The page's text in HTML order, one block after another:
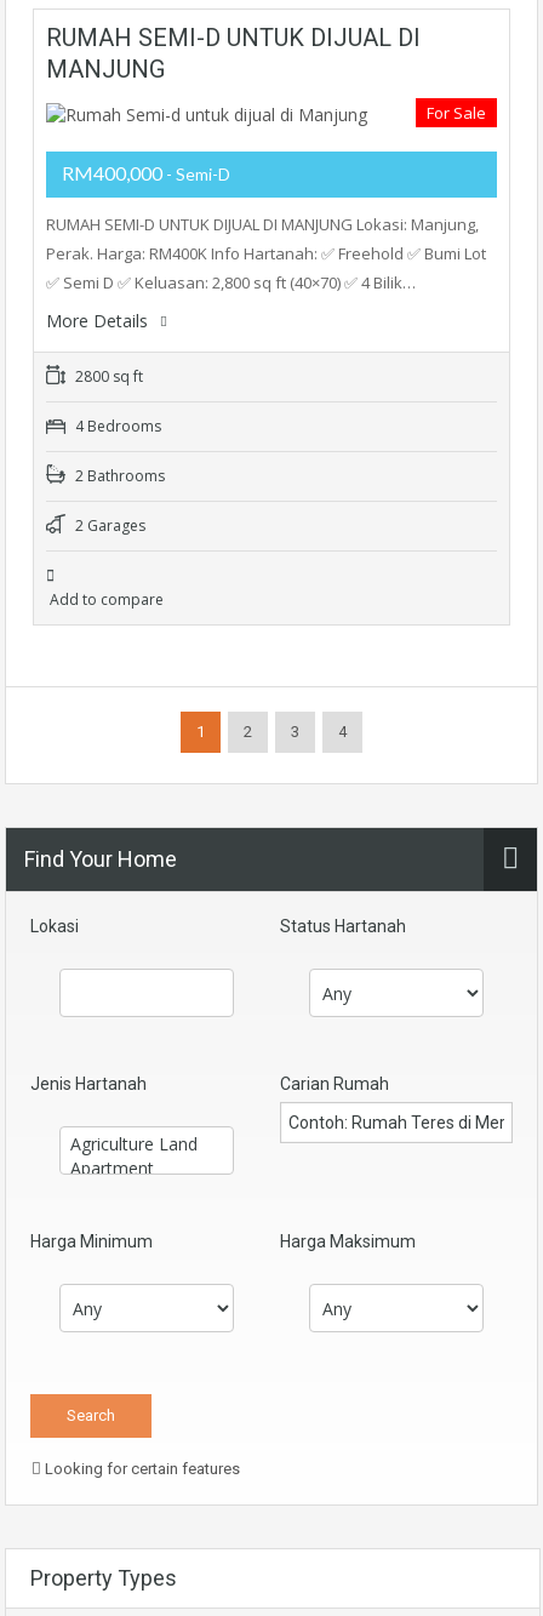
RUMAH SEMI-D UNTUK DIJUAL DI
MANJUNG
For Sale
RM400,000 - Semi-D
RUMAH SEMI-D UNTUK DIJUAL DI MANJUNG Lokasi: Manjung,
Perak. Harga: RM400K Info Hartanah: ✅ Freehold ✅ Bumi Lot
✅ Semi D ✅ Keluasan: 2,800 sq ft (40×70) ✅ 4 Bilik…
More Details
2800 sq ft
4 Bedrooms
2 Bathrooms
2 Garages
Add to compare
1 2 3 4
Find Your Home
Lokasi Status Hartanah
Jenis Hartanah Carian Rumah
Harga Minimum Harga Maksimum
Looking for certain features
Property Types